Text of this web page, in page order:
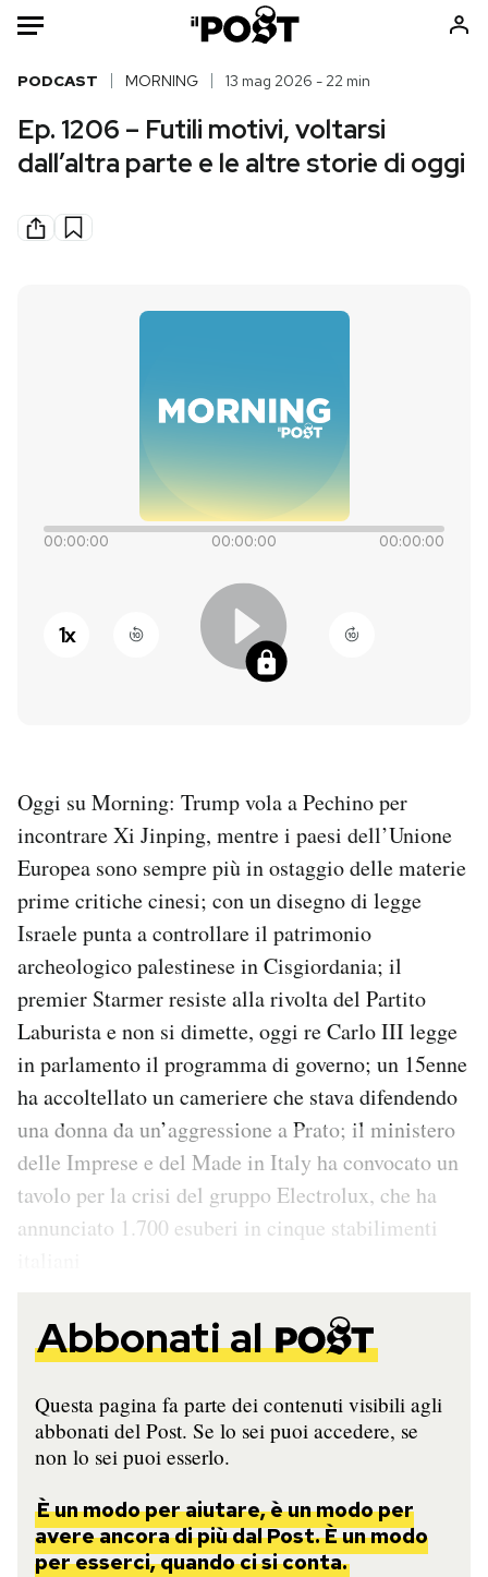
Auto
HOME
Mondo
Politica
Ok Boomer!
Altrecose
Mondiali calcio 2026
PODCAST
CALENDARIO
AREA PERSONALE
Entra
PODCAST MORNING 13 mag 2026 - 22 min
Ep. 1206 – Futili motivi, voltarsi
dall’altra parte e le altre storie di oggi
00:00:00 00:00:00 00:00:00
1x
Oggi su Morning: Trump vola a Pechino per
incontrare Xi Jinping, mentre i paesi dell’Unione
Europea sono sempre più in ostaggio delle materie
prime critiche cinesi; con un disegno di legge
Israele punta a controllare il patrimonio
archeologico palestinese in Cisgiordania; il
premier Starmer resiste alla rivolta del Partito
Laburista e non si dimette, oggi re Carlo III legge
in parlamento il programma di governo; un 15enne
ha accoltellato un cameriere che stava difendendo
una donna da un’aggressione a Prato; il ministero
delle Imprese e del Made in Italy ha convocato un
tavolo per la crisi del gruppo Electrolux, che ha
annunciato 1.700 esuberi in cinque stabilimenti
Abbonati al
Questa pagina fa parte dei contenuti visibili agli
abbonati del Post. Se lo sei puoi accedere, se
non lo sei puoi esserlo.
È un modo per aiutare, è un modo per
avere ancora di più dal Post. È un modo
per esserci, quando ci si conta.